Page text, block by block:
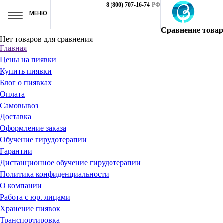
МЕНЮ
8 (800) 707-16-74 РФ
Сравнение
Нет товаров для сравнения
Главная
Цены на пиявки
Купить пиявки
Блог о пиявках
Оплата
Самовывоз
Доставка
Оформление заказа
Обучение гирудотерапии
Гарантии
Дистанционное обучение гирудотерапии
Политика конфиденциальности
О компании
Работа с юр. лицами
Хранение пиявок
Транспортировка